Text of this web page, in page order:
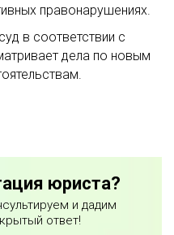
правонарушениях.
в соответствии с
дела по новым
юриста?
и дадим
ответ!